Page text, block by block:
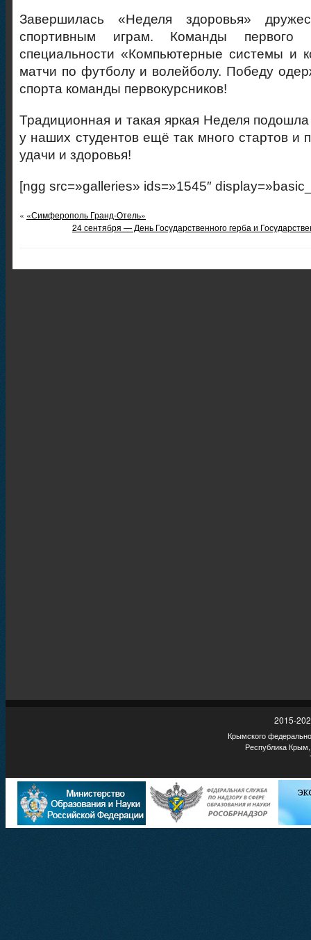
Завершилась «Неделя здоровья»
спортивным играм. Команды первого
специальности «Компьютерные системы и
матчи по футболу и волейболу. Победу
спорта команды первокурсников!
Традиционная и такая яркая Неделя
у наших студентов ещё так много стартов
удачи и здоровья!
[ngg src=»galleries» ids=»1545″
« «Симферополь Гранд-Отель»
24 сентября — День Государственного герба и
2015-
Крымского
Республика